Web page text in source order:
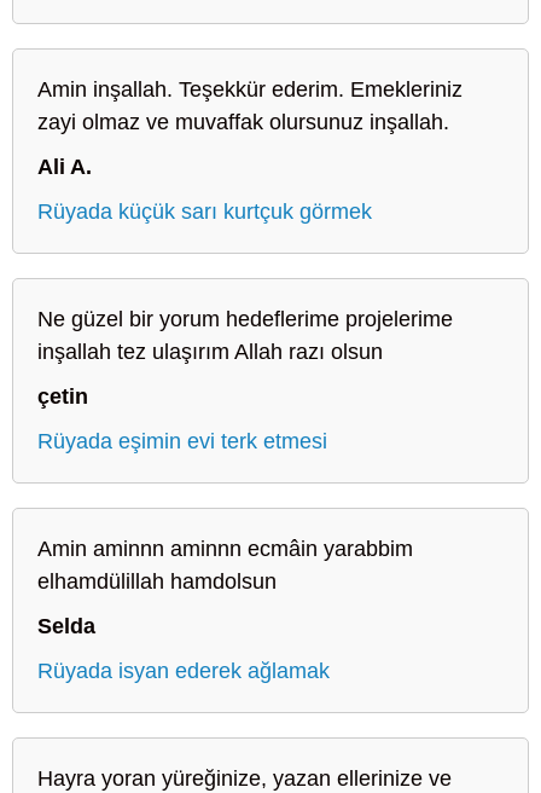
Amin inşallah. Teşekkür ederim. Emekleriniz
zayi olmaz ve muvaffak olursunuz inşallah.
Ali A.
Rüyada küçük sarı kurtçuk görmek
Ne güzel bir yorum hedeflerime projelerime
inşallah tez ulaşırım Allah razı olsun
çetin
Rüyada eşimin evi terk etmesi
Amin aminnn aminnn ecmâin yarabbim
elhamdülillah hamdolsun
Selda
Rüyada isyan ederek ağlamak
Hayra yoran yüreğinize, yazan ellerinize ve